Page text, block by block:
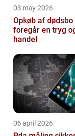
03 may 2026
Opkøb af dødsbo sådan
foregår en tryg
handel
06 april 2026